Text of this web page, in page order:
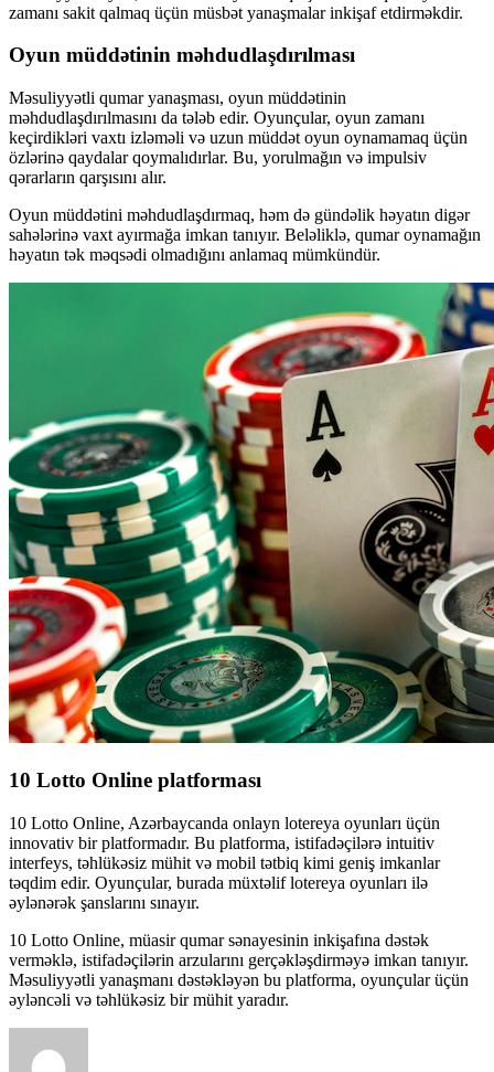
zamanı sakit qalmaq üçün müsbət yanaşmalar inkişaf etdirməkdir.
Oyun müddətinin məhdudlaşdırılması
Məsuliyyətli qumar yanaşması, oyun müddətinin
məhdudlaşdırılmasını da tələb edir. Oyunçular, oyun zamanı
keçirdikləri vaxtı izləməli və uzun müddət oyun oynamamaq üçün
özlərinə qaydalar qoymalıdırlar. Bu, yorulmağın və impulsiv
qərarların qarşısını alır.
Oyun müddətini məhdudlaşdırmaq, həm də gündəlik həyatın digər
sahələrinə vaxt ayırmağa imkan tanıyır. Beləliklə, qumar oynamağın
həyatın tək məqsədi olmadığını anlamaq mümkündür.
10 Lotto Online platforması
10 Lotto Online, Azərbaycanda onlayn lotereya oyunları üçün
innovativ bir platformadır. Bu platforma, istifadəçilərə intuitiv
interfeys, təhlükəsiz mühit və mobil tətbiq kimi geniş imkanlar
təqdim edir. Oyunçular, burada müxtəlif lotereya oyunları ilə
əylənərək şanslarını sınayır.
10 Lotto Online, müasir qumar sənayesinin inkişafına dəstək
verməklə, istifadəçilərin arzularını gerçəkləşdirməyə imkan tanıyır.
Məsuliyyətli yanaşmanı dəstəkləyən bu platforma, oyunçular üçün
əyləncəli və təhlükəsiz bir mühit yaradır.